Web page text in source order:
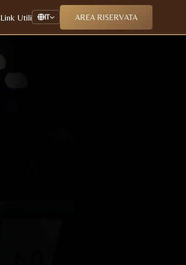
Link Utili IT AREA RISERVATA